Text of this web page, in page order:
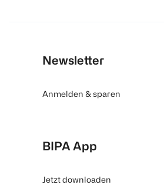
Newsletter
Anmelden & sparen
BIPA App
Jetzt downloaden